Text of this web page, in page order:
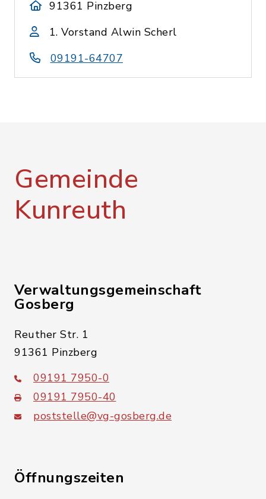
91361 Pinzberg
1. Vorstand Alwin Scherl
09191-64707
Gemeinde
Kunreuth
Verwaltungsgemeinschaft
Gosberg
Reuther Str. 1
91361 Pinzberg
09191 7950-0
09191 7950-40
poststelle@vg-gosberg.de
Öffnungszeiten